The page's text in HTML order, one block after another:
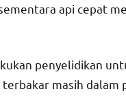
api cepat
penyelidikan
masih dalam